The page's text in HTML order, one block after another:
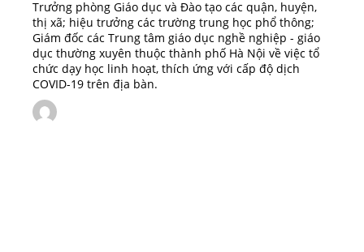
Trưởng phòng Giáo dục và Đào tạo các quận, huyện,
thị xã; hiệu trưởng các trường trung học phổ thông;
Giám đốc các Trung tâm giáo dục nghề nghiệp - giáo
dục thường xuyên thuộc thành phố Hà Nội về việc tổ
chức dạy học linh hoạt, thích ứng với cấp độ dịch
COVID-19 trên địa bàn.